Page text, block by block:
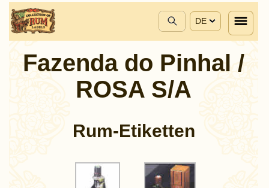
DE
Fazenda do Pinhal /
ROSA S/A
Rum-Etiketten